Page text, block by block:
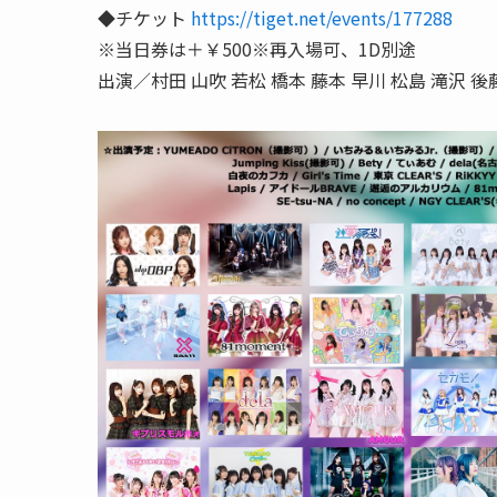
◆チケット https://tiget.net/events/177288
※当日券は＋￥500※再入場可、1D別途
出演／村田 山吹 若松 橋本 藤本 早川 松島 滝沢 後